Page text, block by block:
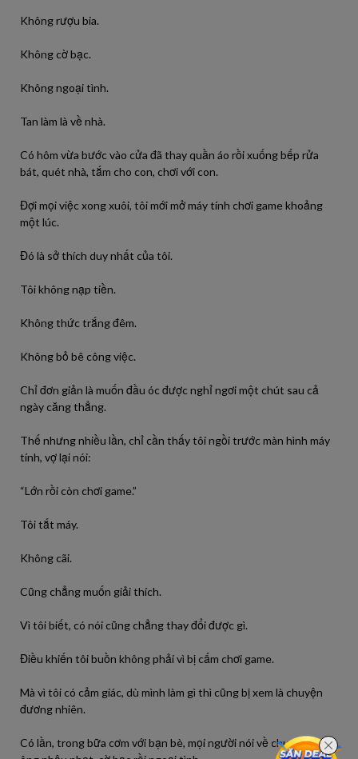
Không rượu bia.
Không cờ bạc.
Không ngoại tình.
Tan làm là về nhà.
Có hôm vừa bước vào cửa đã thay quần áo rồi xuống bếp rửa
bát, quét nhà, tắm cho con, chơi với con.
Đợi mọi việc xong xuôi, tôi mới mở máy tính chơi game khoảng
một lúc.
Đó là sở thích duy nhất của tôi.
Tôi không nạp tiền.
Không thức trắng đêm.
Không bỏ bê công việc.
Chỉ đơn giản là muốn đầu óc được nghỉ ngơi một chút sau cả
ngày căng thẳng.
Thế nhưng nhiều lần, chỉ cần thấy tôi ngồi trước màn hình máy
tính, vợ lại nói:
“Lớn rồi còn chơi game.”
Tôi tắt máy.
Không cãi.
Cũng chẳng muốn giải thích.
Vì tôi biết, có nói cũng chẳng thay đổi được gì.
Điều khiến tôi buồn không phải vì bị cấm chơi game.
Mà vì tôi có cảm giác, dù mình làm gì thì cũng bị xem là chuyện
đương nhiên.
Có lần, trong bữa cơm với bạn bè, mọi người nói về chuyện đàn